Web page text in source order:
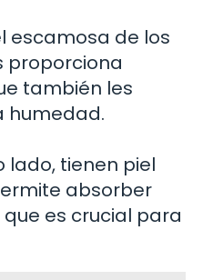
escamosa de los
proporciona
también les
humedad.
lado, tienen piel
absorber
es crucial para